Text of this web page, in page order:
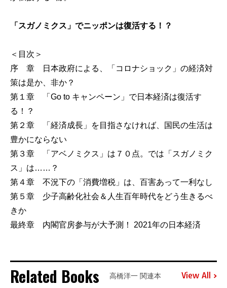
「スガノミクス」でニッポンは復活する！？
＜目次＞
序 章 日本政府による、「コロナショック」の経済対
策は是か、非か？
第１章 「Go to キャンペーン」で日本経済は復活す
る！？
第２章 「経済成長」を目指さなければ、国民の生活は
豊かにならない
第３章 「アベノミクス」は７０点。では「スガノミク
ス」は……？
第４章 不況下の「消費増税」は、百害あって一利なし
第５章 少子高齢化社会＆人生百年時代をどう生きるべ
きか
最終章 内閣官房参与が大予測！ 2021年の日本経済
Related Books 高橋洋一 関連本 View All